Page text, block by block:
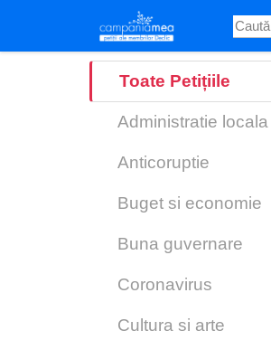
main
Toate Petițiile
Administratie locala
Anticoruptie
Buget si economie
Buna guvernare
Coronavirus
Cultura si arte